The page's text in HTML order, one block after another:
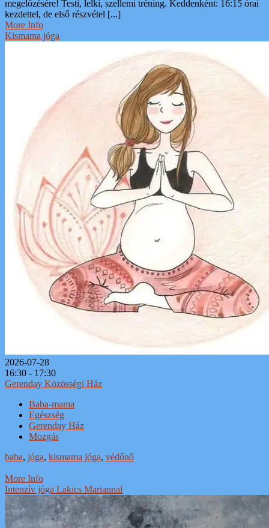
megelőzésére! Testi, lelki, szellemi tréning. Keddenként: 16:15 órai
kezdettel, de első részvétel [...]
More Info
Kismama jóga
2026-07-28
16:30 - 17:30
Gerenday Közösségi Ház
Baba-mama
Egészség
Gerenday Ház
Mozgás
baba, jóga, kismama jóga, védőnő
More Info
Intenzív jóga Lakics Mariannal